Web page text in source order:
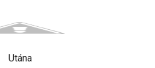
Utána